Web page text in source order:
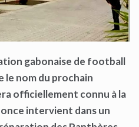
gabonaise de football
le nom du prochain
officiellement connu à la
intervient dans un